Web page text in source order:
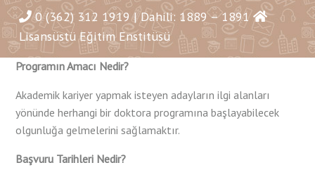
0 (362) 312 1919 | Dahili: 1889 – 1891
Lisansüstü Eğitim Enstitüsü
Programın Amacı Nedir?
Akademik kariyer yapmak isteyen adayların ilgi alanları
yönünde herhangi bir doktora programına başlayabilecek
olgunluğa gelmelerini sağlamaktır.
Başvuru Tarihleri Nedir?